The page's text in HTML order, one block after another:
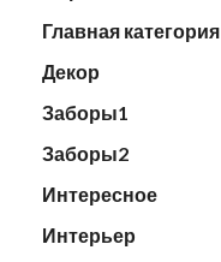
Главная категория
Декор
Заборы1
Заборы2
Интересное
Интерьер